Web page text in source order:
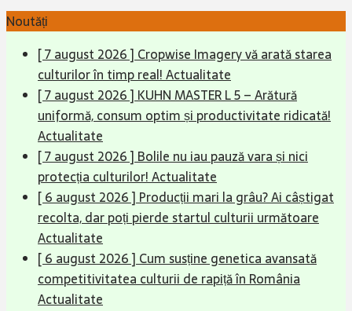
Noutăți
[ 7 august 2026 ] Cropwise Imagery vă arată starea
culturilor în timp real!Actualitate
[ 7 august 2026 ] KUHN MASTER L 5 – Arătură
uniformă, consum optim și productivitate ridicată!
Actualitate
[ 7 august 2026 ] Bolile nu iau pauză vara și nici
protecția culturilor!Actualitate
[ 6 august 2026 ] Producții mari la grâu? Ai câștigat
recolta, dar poți pierde startul culturii următoare
Actualitate
[ 6 august 2026 ] Cum susține genetica avansată
competitivitatea culturii de rapiță în România
Actualitate